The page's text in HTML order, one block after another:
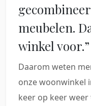
meubelen.
winkel voor.”
Daarom weten
onze woonwinkel
keer op keer